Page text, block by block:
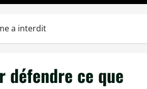
a interdit
défendre ce que